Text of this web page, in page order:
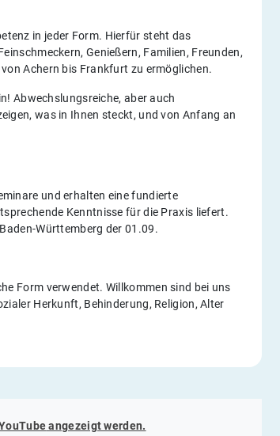
in jeder Form. Hierfür steht das
Genießern, Familien, Freunden,
Achern bis Frankfurt zu ermöglichen.
Abwechslungsreiche, aber auch
was in Ihnen steckt, und von Anfang an
und erhalten eine fundierte
Kenntnisse für die Praxis liefert.
Württemberg der 01.09.
Form verwendet. Willkommen sind bei uns
Herkunft, Behinderung, Religion, Alter
angezeigt werden.